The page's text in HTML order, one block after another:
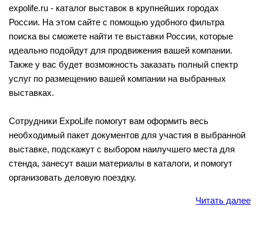
expolife.ru - каталог выставок в крупнейших городах
России. На этом сайте с помощью удобного фильтра
поиска вы сможете найти те выставки России, которые
идеально подойдут для продвижения вашей компании.
Также у вас будет возможность заказать полный спектр
услуг по размещению вашей компании на выбранных
выставках.
Сотрудники ExpoLife помогут вам оформить весь
необходимый пакет документов для участия в выбранной
выставке, подскажут с выбором наилучшего места для
стенда, занесут ваши материалы в каталоги, и помогут
организовать деловую поездку.
Читать далее